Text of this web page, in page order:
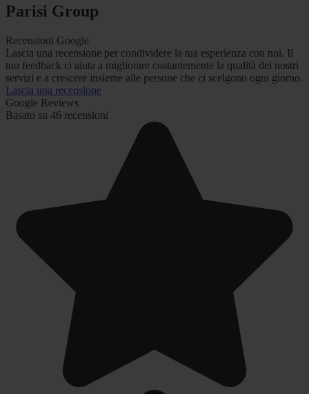
Parisi Group
Recensioni Google
Lascia una recensione per condividere la tua esperienza con noi. Il
tuo feedback ci aiuta a migliorare costantemente la qualità dei nostri
servizi e a crescere insieme alle persone che ci scelgono ogni giorno.
Lascia una recensione
Google Reviews
Basato su 46 recensioni